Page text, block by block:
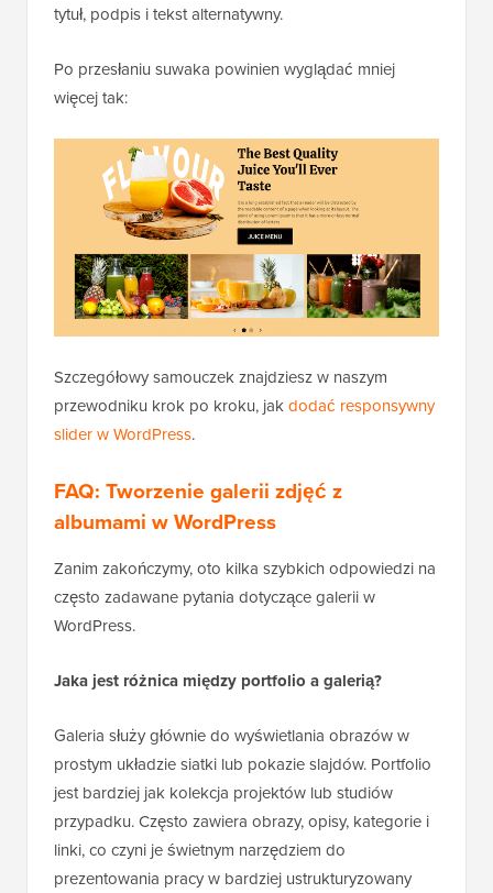
tytuł, podpis i tekst alternatywny.
Po przesłaniu suwaka powinien wyglądać mniej
więcej tak:
Szczegółowy samouczek znajdziesz w naszym
przewodniku krok po kroku, jakdodać responsywny
slider w WordPress.
FAQ: Tworzenie galerii zdjęć z
albumami w WordPress
Zanim zakończymy, oto kilka szybkich odpowiedzi na
często zadawane pytania dotyczące galerii w
WordPress.
Jaka jest różnica między portfolio a galerią?
Galeria służy głównie do wyświetlania obrazów w
prostym układzie siatki lub pokazie slajdów. Portfolio
jest bardziej jak kolekcja projektów lub studiów
przypadku. Często zawiera obrazy, opisy, kategorie i
linki, co czyni je świetnym narzędziem do
prezentowania pracy w bardziej ustrukturyzowany